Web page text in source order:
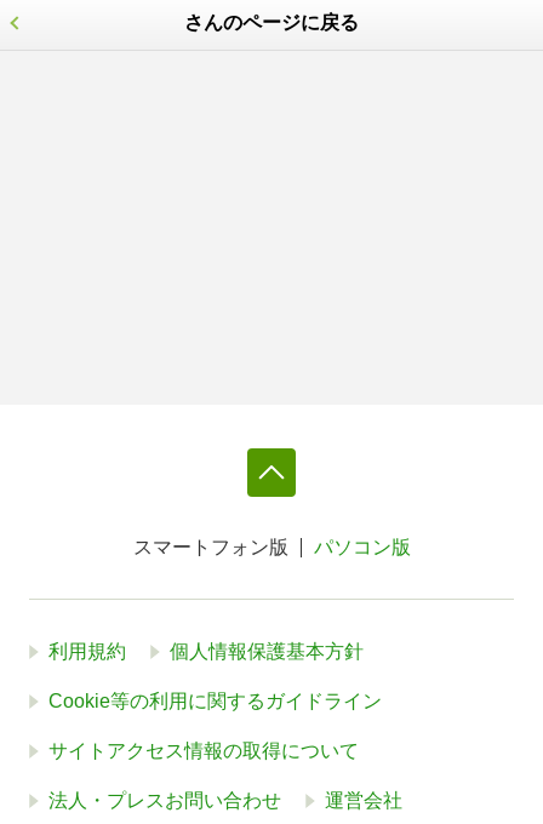
さんのページに戻る
スマートフォン版 パソコン版
利用規約 個人情報保護基本方針
Cookie等の利用に関するガイドライン
サイトアクセス情報の取得について
法人・プレスお問い合わせ 運営会社